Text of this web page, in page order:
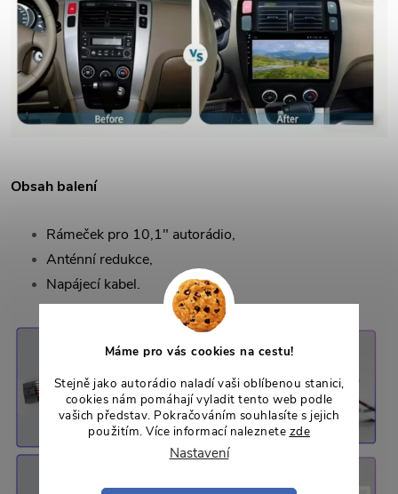
Máme pro vás cookies na cestu!
Stejně jako autorádio naladí vaši oblíbenou stanici,
cookies nám pomáhají vyladit tento web podle
vašich představ. Pokračováním souhlasíte s jejich
použitím. Více informací naleznete zde
Nastavení
Obsah balení
Rámeček pro 10,1" autorádio,
Anténní redukce,
Napájecí kabel.